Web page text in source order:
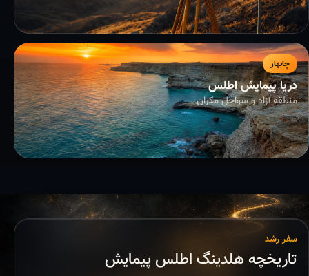
چابهار
دریا پیمایش اطلس
منطقه آزاد و سواحل مکران
سفر رشد
تاریخچه هلدینگ اطلس پیمایش